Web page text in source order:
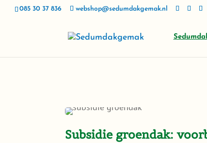
085 30 37 836 webshop@sedumdakgemak.nl
Subsidie groendak: